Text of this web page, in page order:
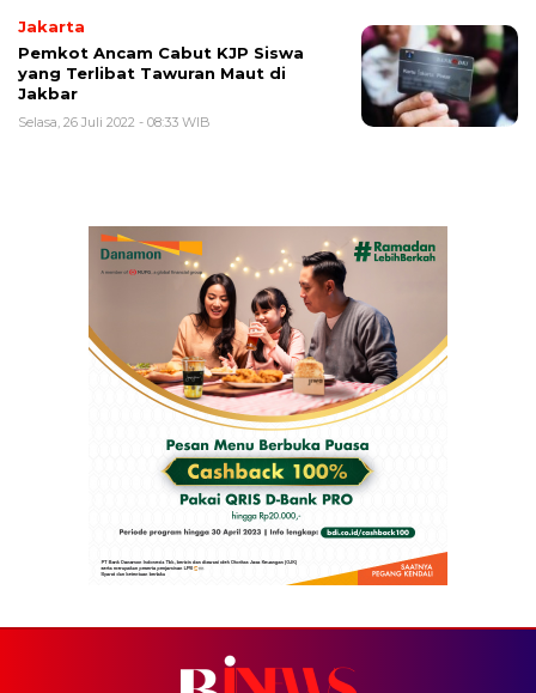
Jakarta
Pemkot Ancam Cabut KJP Siswa
yang Terlibat Tawuran Maut di
Jakbar
Selasa, 26 Juli 2022 - 08:33 WIB